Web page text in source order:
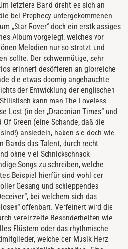
letztere Band dreht es sich an
bei Prophecy untergekommenen
„Star Rover“ doch ein erstklassiges
Album vorgelegt, welches vor
Melodien nur so strotzt und
sollte. Der schwermütige, sehr
erinnert desöfteren an glorreiche
die etwas doomig angehauchte
der Entwicklung der englischen
kann man The Loveless
Lost (in der „Draconian Times“ und
Of Green (eine Schande, daß die
ansiedeln, haben sie doch wie
Bands das Talent, durch recht
ohne viel Schnickschnack
Songs zu schreiben, welche
Beispiel hierfür sind wohl der
Gesang und schleppendes
bei welchem sich das
offenbart. Verfeinert wird die
vereinzelte Besonderheiten wie
Flüstern oder das rhythmische
welche der Musik Herz